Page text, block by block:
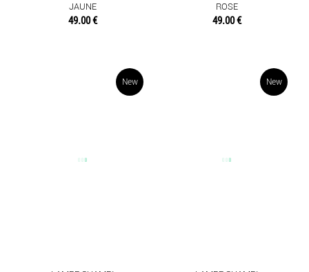
JAUNE
49.00 €
ROSE
49.00 €
New New